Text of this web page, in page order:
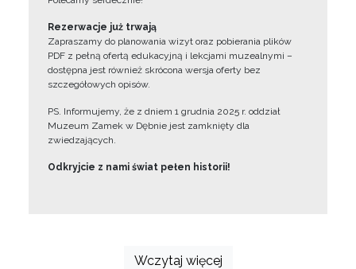
Rezerwacje już trwają
Zapraszamy do planowania wizyt oraz pobierania plików
PDF z pełną ofertą edukacyjną i lekcjami muzealnymi –
dostępna jest również skrócona wersja oferty bez
szczegółowych opisów.
PS. Informujemy, że z dniem 1 grudnia 2025 r. oddział
Muzeum Zamek w Dębnie jest zamknięty dla
zwiedzających.
Odkryjcie z nami świat pełen historii!
Wczytaj więcej